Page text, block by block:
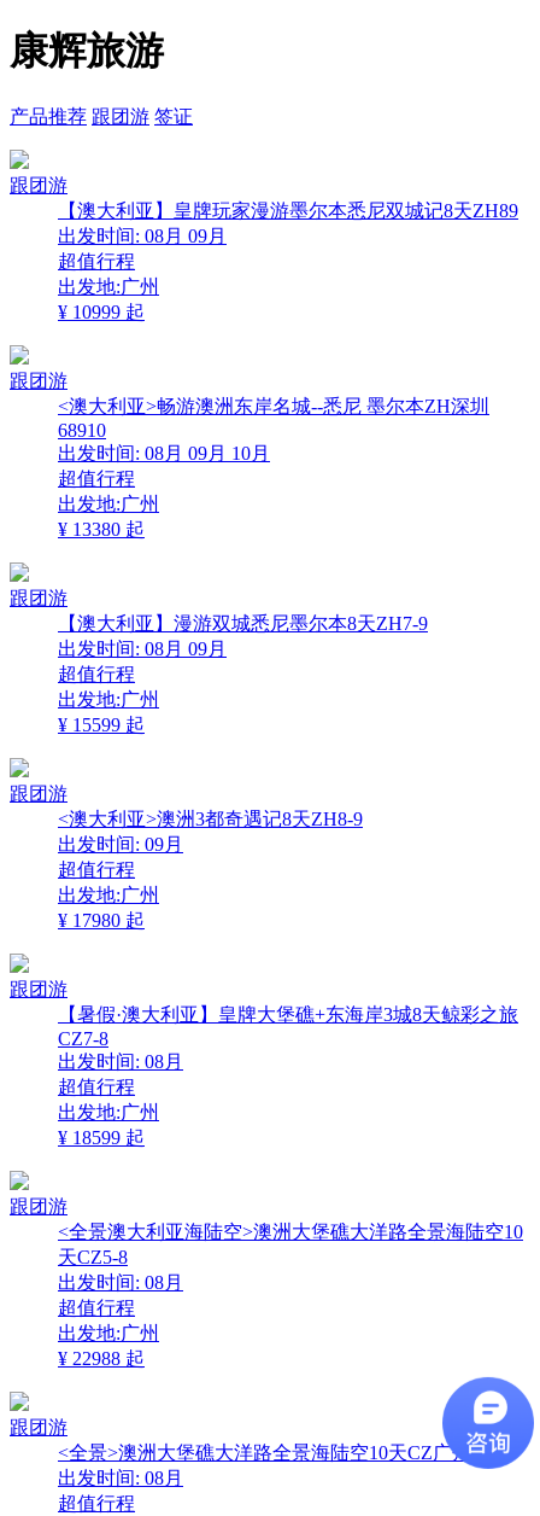
康辉旅游
产品推荐 跟团游 签证
跟团游
【澳大利亚】皇牌玩家漫游墨尔本悉尼双城记8天ZH89
出发时间: 08月 09月
超值行程
出发地:广州
¥ 10999 起
跟团游
<澳大利亚>畅游澳洲东岸名城--悉尼 墨尔本ZH深圳
68910
出发时间: 08月 09月 10月
超值行程
出发地:广州
¥ 13380 起
跟团游
【澳大利亚】漫游双城悉尼墨尔本8天ZH7-9
出发时间: 08月 09月
超值行程
出发地:广州
¥ 15599 起
跟团游
<澳大利亚>澳洲3都奇遇记8天ZH8-9
出发时间: 09月
超值行程
出发地:广州
¥ 17980 起
跟团游
【暑假·澳大利亚】皇牌大堡礁+东海岸3城8天鲸彩之旅
CZ7-8
出发时间: 08月
超值行程
出发地:广州
¥ 18599 起
跟团游
<全景澳大利亚海陆空>澳洲大堡礁大洋路全景海陆空10
天CZ5-8
出发时间: 08月
超值行程
出发地:广州
¥ 22988 起
跟团游
<全景>澳洲大堡礁大洋路全景海陆空10天CZ广州往返
出发时间: 08月
超值行程